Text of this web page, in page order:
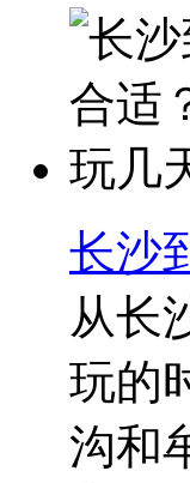
长沙
从长
玩的
沟和